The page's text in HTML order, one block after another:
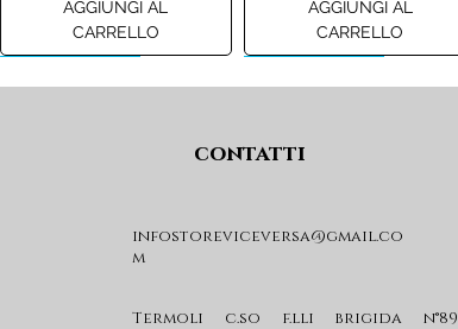
AGGIUNGI AL
CARRELLO
AGGIUNGI AL
CARRELLO
DIESEL GIACCA MOD.
Prezzo
140,00 €
J03025KXBVC
contatti
infostoreviceversa@gmail.co
m
Termoli c.so f.lli brigida n°89